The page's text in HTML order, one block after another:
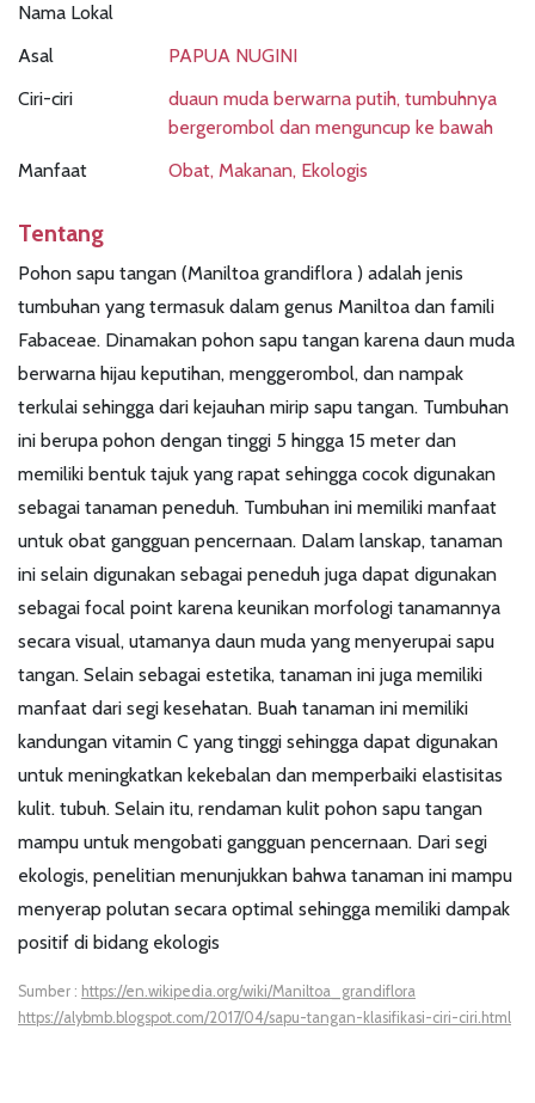
Nama Lokal
Asal
PAPUA NUGINI
Ciri-ciri
duaun muda berwarna putih, tumbuhnya
bergerombol dan menguncup ke bawah
Manfaat
Obat, Makanan, Ekologis
Tentang
Pohon sapu tangan (Maniltoa grandiflora ) adalah jenis
tumbuhan yang termasuk dalam genus Maniltoa dan famili
Fabaceae. Dinamakan pohon sapu tangan karena daun muda
berwarna hijau keputihan, menggerombol, dan nampak
terkulai sehingga dari kejauhan mirip sapu tangan. Tumbuhan
ini berupa pohon dengan tinggi 5 hingga 15 meter dan
memiliki bentuk tajuk yang rapat sehingga cocok digunakan
sebagai tanaman peneduh. Tumbuhan ini memiliki manfaat
untuk obat gangguan pencernaan. Dalam lanskap, tanaman
ini selain digunakan sebagai peneduh juga dapat digunakan
sebagai focal point karena keunikan morfologi tanamannya
secara visual, utamanya daun muda yang menyerupai sapu
tangan. Selain sebagai estetika, tanaman ini juga memiliki
manfaat dari segi kesehatan. Buah tanaman ini memiliki
kandungan vitamin C yang tinggi sehingga dapat digunakan
untuk meningkatkan kekebalan dan memperbaiki elastisitas
kulit. tubuh. Selain itu, rendaman kulit pohon sapu tangan
mampu untuk mengobati gangguan pencernaan. Dari segi
ekologis, penelitian menunjukkan bahwa tanaman ini mampu
menyerap polutan secara optimal sehingga memiliki dampak
positif di bidang ekologis
Sumber : https://en.wikipedia.org/wiki/Maniltoa_grandiflora
https://alybmb.blogspot.com/2017/04/sapu-tangan-klasifikasi-ciri-ciri.html